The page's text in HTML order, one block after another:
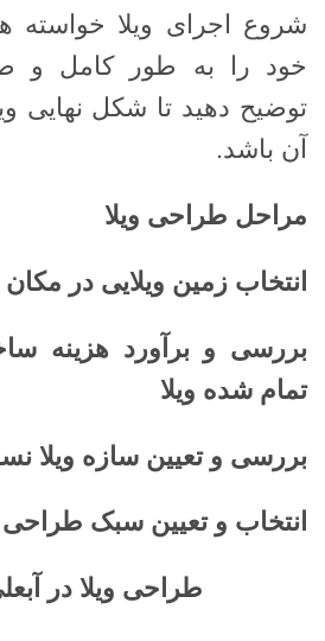
شروع اجرای ویلا خواسته
خود را به طور کامل و
توضیح دهید تا شکل نهایی
آن باشد.
مراحل طراحی ویلا
انتخاب زمین ویلایی در
بررسی و برآورد هزینه
تمام شده ویلا
بررسی و تعیین سازه ویلا
انتخاب و تعیین سبک طراحی
طراحی ویلا در